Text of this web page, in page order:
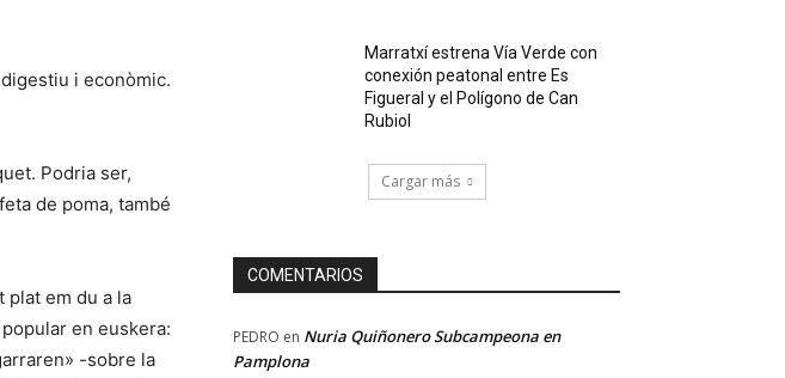
i econòmic.
Podria ser,
de poma, també
plat em du a la
en euskera:
-sobre la
Marratxí estrena Vía Verde con
conexión peatonal entre Es
Figueral y el Polígono de Can
Rubiol
Cargar más
COMENTARIOS
PEDRO en Nuria Quiñonero Subcampeona en
Pamplona